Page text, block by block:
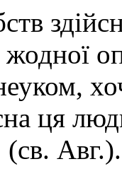
ця
(св. Авг.).